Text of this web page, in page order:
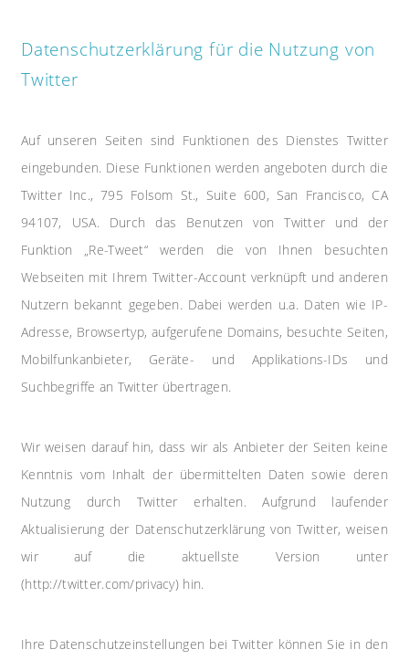
Datenschutzerklärung für die Nutzung von
Twitter
Auf unseren Seiten sind Funktionen des Dienstes Twitter
eingebunden. Diese Funktionen werden angeboten durch die
Twitter Inc., 795 Folsom St., Suite 600, San Francisco, CA
94107, USA. Durch das Benutzen von Twitter und der
Funktion „Re-Tweet“ werden die von Ihnen besuchten
Webseiten mit Ihrem Twitter-Account verknüpft und anderen
Nutzern bekannt gegeben. Dabei werden u.a. Daten wie IP-
Adresse, Browsertyp, aufgerufene Domains, besuchte Seiten,
Mobilfunkanbieter, Geräte- und Applikations-IDs und
Suchbegriffe an Twitter übertragen.
Wir weisen darauf hin, dass wir als Anbieter der Seiten keine
Kenntnis vom Inhalt der übermittelten Daten sowie deren
Nutzung durch Twitter erhalten. Aufgrund laufender
Aktualisierung der Datenschutzerklärung von Twitter, weisen
wir auf die aktuellste Version unter
(http://twitter.com/privacy) hin.
Ihre Datenschutzeinstellungen bei Twitter können Sie in den